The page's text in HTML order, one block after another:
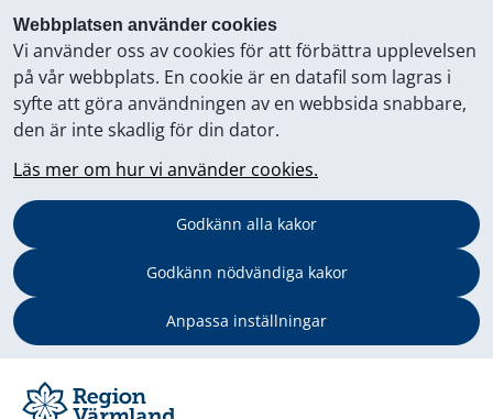
Webbplatsen använder cookies
Vi använder oss av cookies för att förbättra upplevelsen
på vår webbplats. En cookie är en datafil som lagras i
syfte att göra användningen av en webbsida snabbare,
den är inte skadlig för din dator.
Läs mer om hur vi använder cookies.
Godkänn alla kakor
Godkänn nödvändiga kakor
Anpassa inställningar